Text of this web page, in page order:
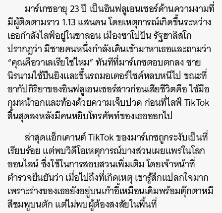
มาร์เกซอายุ 23 ปี เป็นอินฟลูเอนเซอร์ด้านความงามที่
มีผู้ติดตามราว 1.13 แสนคน โดยเหตุการณ์เกิดขึ้นระหว่าง
เธอกำลังไลฟ์อยู่ในซาลอน เมืองซาโปปัน รัฐฮาลิสโก
ปรากฏว่า มีชายคนหนึ่งกำลังเดินเข้ามาหาเธอและถามว่า
“คุณคือวาเลเรียใช่ไหม” ทันทีที่มาร์เกซตอบตกลง ชาย
นิรนามใช้ปืนยิงและขึ้นรถมอเตอร์ไซค์หลบหนีไป ขณะที่
อากัปกิริยาของอินฟลูเอนเซอร์สาวก่อนเสียชีวิตคือ ใช้มือ
กุมหน้าอกและท้องด้วยความเจ็บปวด ก่อนที่ไลฟ์ TikTok
สิ้นสุดลงหลังมีคนหยิบโทรศัพท์ของเธอออกไป
ล่าสุดแอ็กเคานต์ TikTok ของมาร์เกซถูกระงับเป็นที่
เรียบร้อย แต่พบวิดีโอเหตุการณ์บางส่วนเผยแพร่ในโลก
ออนไลน์ ซึ่งใช้ในการสอบสวนเพิ่มเติม โดยเจ้าหน้าที่
ตำรวจยืนยันว่า เมื่อไปถึงที่เกิดเหตุ เขารู้สึกแปลกใจมาก
เพราะร่างของเธอยังอยู่บนเก้าอี้เหมือนเดิมพร้อมตุ๊กตาหมี
สีชมพูบนตัก แต่ไม่พบผู้ต้องสงสัยในพื้นที่